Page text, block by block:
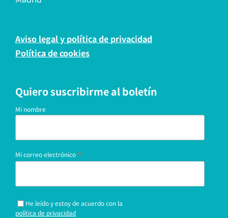
Aviso legal y política de privacidad
Política de cookies
Quiero suscribirme al boletín
Mi nombre
Mi correo electrónico *
He leído y estoy de acuerdo con la
política de privacidad